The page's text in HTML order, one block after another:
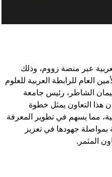
عبر منصة زووم، وذلك
الأمين العام للرابطة العربية للعلوم
الشاطر، رئيس جامعة
هذا التعاون يمثل خطوة
مما يسهم في تطوير المعرفة
جهودها في تعزيز
المثمر.